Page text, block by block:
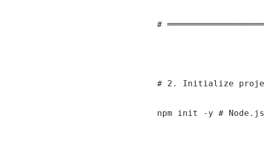
#
# 2. Initialize
npm init -y # Node.js